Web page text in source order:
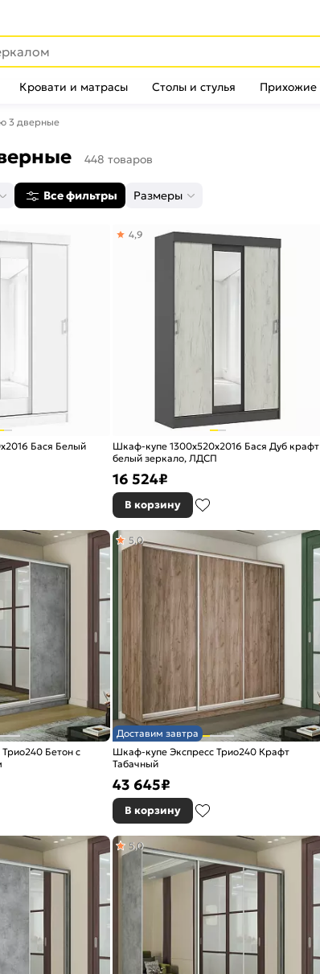
Кровати и матрасы Столы и стулья Прихожие
3 дверные
448 товаров
Все фильтры Размеры
Бася Белый
Шкаф-купе 1300x520x2016 Бася Дуб крафт
белый зеркало, ЛДСП
4,9
16 524₽
В корзину
Бетон с
Доставим завтра
Шкаф-купе Экспресс Трио240 Крафт
Табачный
5,0
43 645₽
В корзину
5,0